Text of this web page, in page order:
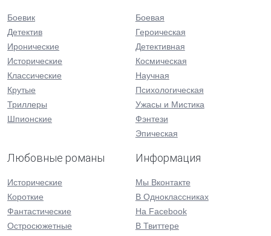
Боевик
Детектив
Иронические
Исторические
Классические
Крутые
Триллеры
Шпионские
Боевая
Героическая
Детективная
Космическая
Научная
Психологическая
Ужасы и Мистика
Фэнтези
Эпическая
Любовные романы
Исторические
Короткие
Фантастические
Остросюжетные
Информация
Мы Вконтакте
В Одноклассниках
На Facebook
В Твиттере